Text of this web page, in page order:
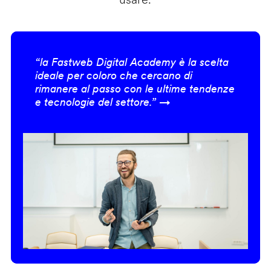
“la Fastweb Digital Academy è la scelta
ideale per coloro che cercano di
rimanere al passo con le ultime tendenze
e tecnologie del settore.” →